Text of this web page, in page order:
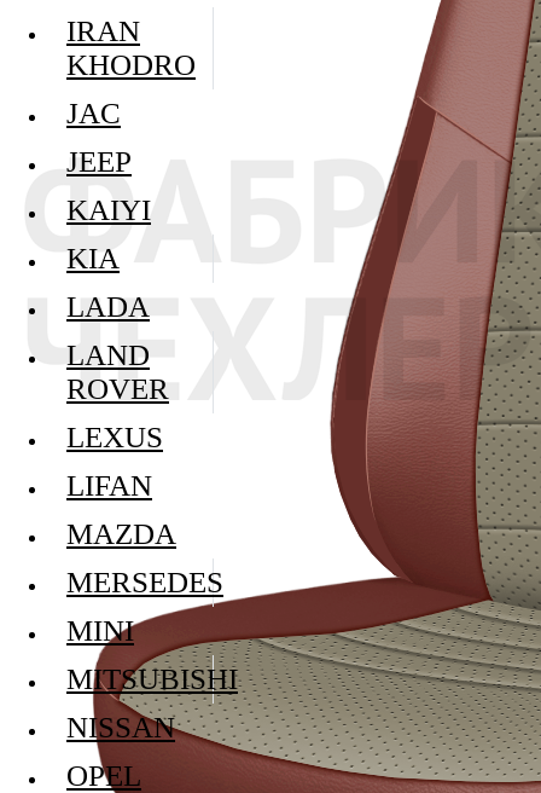
IRAN
KHODRO
JAC
JEEP
KAIYI
KIA
LADA
LAND
ROVER
LEXUS
LIFAN
MAZDA
MERSEDES
MINI
MITSUBISHI
NISSAN
OPEL